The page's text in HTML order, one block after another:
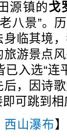
源镇的戈
八景”。
临其境
游景点
入选“连
，因诗
可跳到
西山瀑布